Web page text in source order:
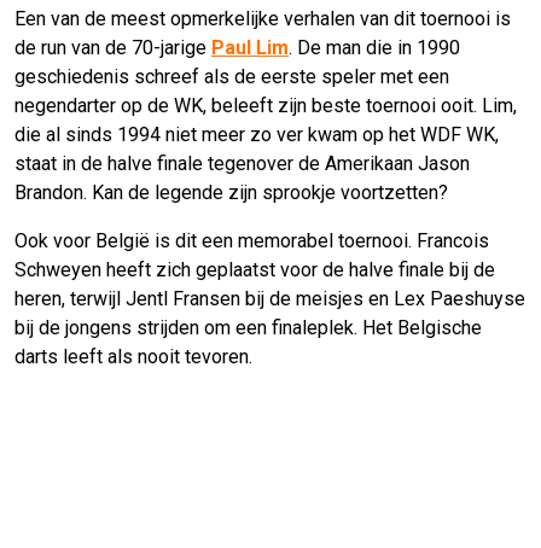
Een van de meest opmerkelijke verhalen van dit toernooi is
de run van de 70-jarige Paul Lim. De man die in 1990
geschiedenis schreef als de eerste speler met een
negendarter op de WK, beleeft zijn beste toernooi ooit. Lim,
die al sinds 1994 niet meer zo ver kwam op het WDF WK,
staat in de halve finale tegenover de Amerikaan Jason
Brandon. Kan de legende zijn sprookje voortzetten?
Ook voor België is dit een memorabel toernooi. Francois
Schweyen heeft zich geplaatst voor de halve finale bij de
heren, terwijl Jentl Fransen bij de meisjes en Lex Paeshuyse
bij de jongens strijden om een finaleplek. Het Belgische
darts leeft als nooit tevoren.